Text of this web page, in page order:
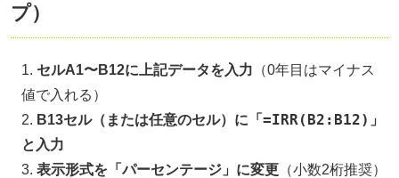
プ）
セルA1〜B12に上記データを入力 （0年目はマイナス
値で入れる）
B13セル（または任意のセル）に「 =IRR(B2:B12) 」
と入力
表示形式を「パーセンテージ」に変更 （小数2桁推奨）